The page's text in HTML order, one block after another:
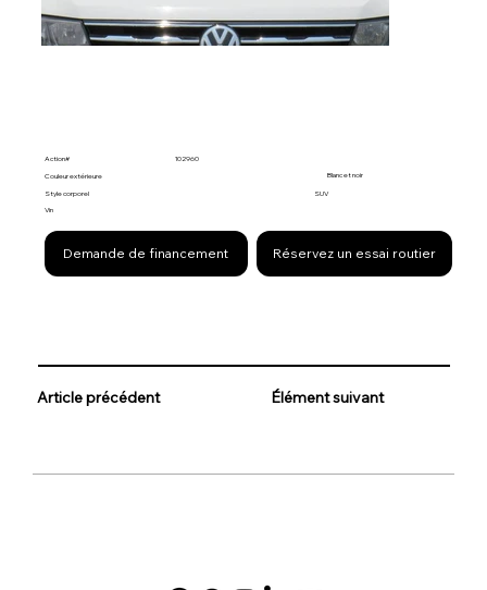
Article précédent Élément suivant
Action#
102960
Couleur extérieure
Blanc et noir
Style corporel
SUV
Vin
Demande de financement Réservez un essai routier